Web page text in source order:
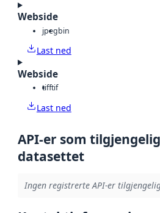
Webside
jpegbin
Last ned
Webside
tifftif
Last ned
API-er som
datasettet
Ingen registrerte API-er